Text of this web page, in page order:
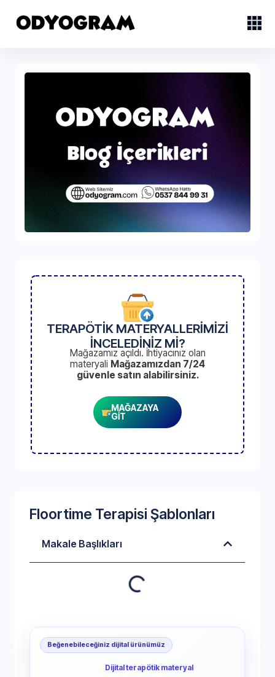
TERAPÖTİK MATERYALLERİMİZİ
İNCELEDİNİZ Mİ?
Mağazamız açıldı. İhtiyacınız olan
materyali Mağazamızdan 7/24
güvenle satın alabilirsiniz.
MAĞAZAYA
GİT
Floortime Terapisi Şablonları
Makale Başlıkları
Beğenebileceğiniz dijital ürünümüz
Dijital terapötik materyal